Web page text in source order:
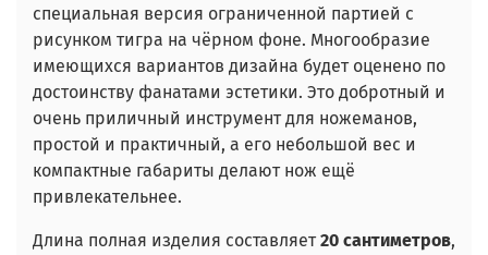
специальная версия ограниченной партией с
рисунком тигра на чёрном фоне. Многообразие
имеющихся вариантов дизайна будет оценено по
достоинству фанатами эстетики. Это добротный и
очень приличный инструмент для ножеманов,
простой и практичный, а его небольшой вес и
компактные габариты делают нож ещё
привлекательнее.
Длина полная изделия составляет 20 сантиметров,